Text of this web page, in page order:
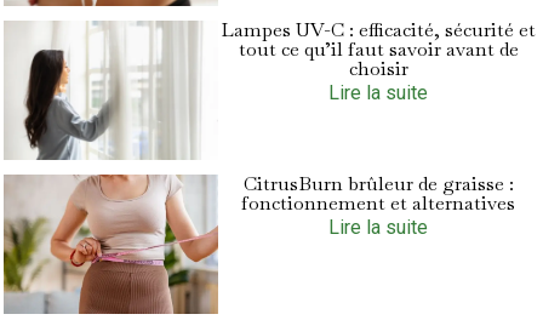
Lampes UV-C : efficacité, sécurité et
tout ce qu’il faut savoir avant de
choisir
Lire la suite
CitrusBurn brûleur de graisse :
fonctionnement et alternatives
Lire la suite